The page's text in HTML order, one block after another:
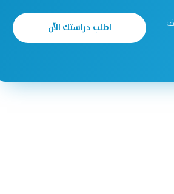
اطلب دراستك الآن